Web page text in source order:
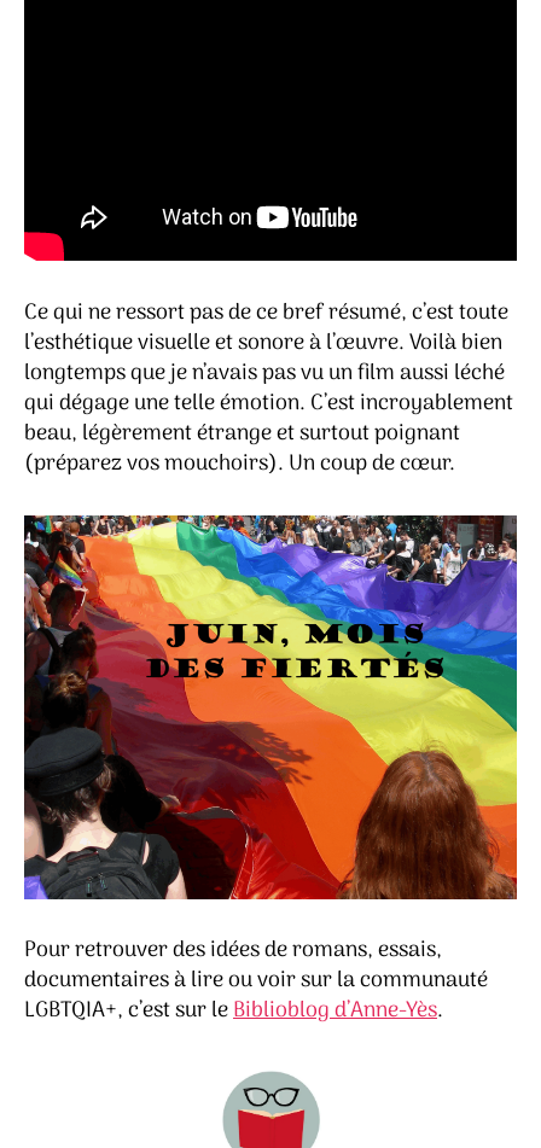
Ce qui ne ressort pas de ce bref résumé, c’est toute
l’esthétique visuelle et sonore à l’œuvre. Voilà bien
longtemps que je n’avais pas vu un film aussi léché
qui dégage une telle émotion. C’est incroyablement
beau, légèrement étrange et surtout poignant
(préparez vos mouchoirs). Un coup de cœur.
Pour retrouver des idées de romans, essais,
documentaires à lire ou voir sur la communauté
LGBTQIA+, c’est sur leBiblioblog d’Anne-Yès.